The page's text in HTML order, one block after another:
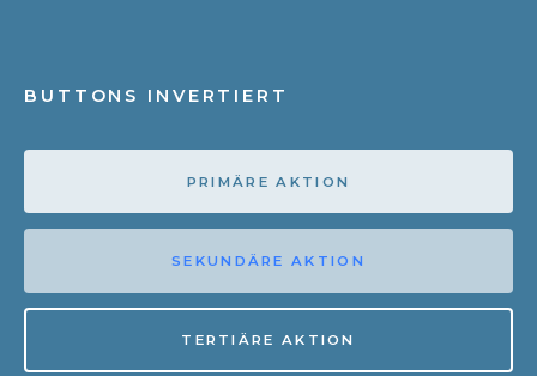
BUTTONS INVERTIERT
PRIMÄRE AKTION
SEKUNDÄRE AKTION
TERTIÄRE AKTION